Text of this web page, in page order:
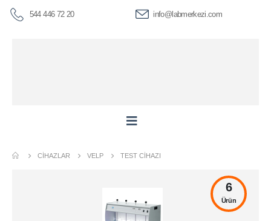
544 446 72 20 info@labmerkezi.com
CIHAZLAR VELP TEST CIHAZI
6
Ürün